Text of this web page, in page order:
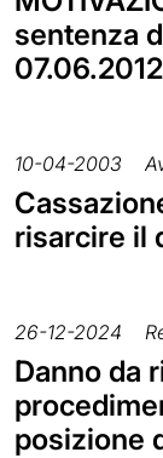
sentenza
07.06.2012
10-04-2003
risarcire il
26-12-2024
Danno da
posizione